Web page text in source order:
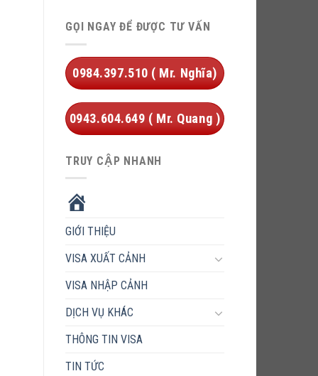
GỌI NGAY ĐỂ ĐƯỢC TƯ VẤN
0984.397.510 ( Mr. Nghĩa)
0943.604.649 ( Mr. Quang )
TRUY CẬP NHANH
GIỚI THIỆU
VISA XUẤT CẢNH
VISA NHẬP CẢNH
DỊCH VỤ KHÁC
THÔNG TIN VISA
TIN TỨC